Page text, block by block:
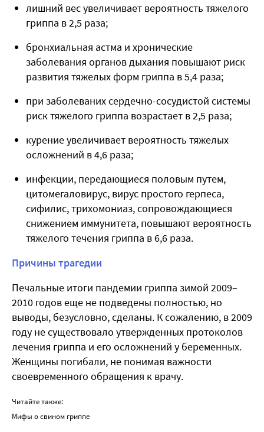
лишний вес увеличивает вероятность тяжелого
гриппа в 2,5 раза;
бронхиальная астма и хронические
заболевания органов дыхания повышают риск
развития тяжелых форм гриппа в 5,4 раза;
при заболеваних сердечно-сосудистой системы
риск тяжелого гриппа возрастает в 2,5 раза;
курение увеличивает вероятность тяжелых
осложнений в 4,6 раза;
инфекции, передающиеся половым путем,
цитомегаловирус, вирус простого герпеса,
сифилис, трихомониаз, сопровождающиеся
снижением иммунитета, повышают вероятность
тяжелого течения гриппа в 6,6 раза.
Причины трагедии
Печальные итоги пандемии гриппа зимой 2009–
2010 годов еще не подведены полностью, но
выводы, безусловно, сделаны. К сожалению, в 2009
году не существовало утвержденных протоколов
лечения гриппа и его осложнений у беременных.
Женщины погибали, не понимая важности
своевременного обращения к врачу.
Читайте также:
Мифы о свином гриппе